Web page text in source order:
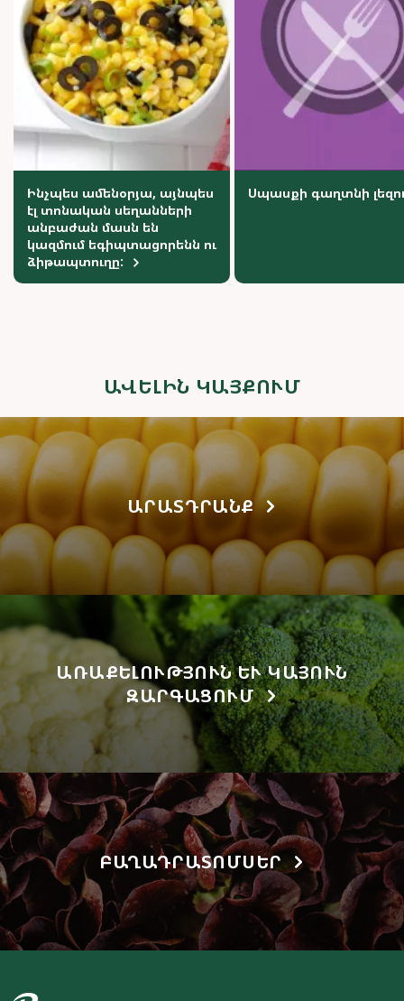
Ինչպես ամենօրյա, այնպես
էլ տոնական սեղանների
անբաժան մասն են
կազմում եգիպտացորենն ու
ձիթապտուղը:
Սպասքի գաղտնի
ԱՎԵԼԻՆ ԿԱՅՔՈՒՄ
ԱՐԱՏԴՐԱՆՔ
ԱՌԱՔԵԼՈՒԹՅՈՒՆ ԵՒ ԿԱՅՈՒՆ Զ
ԱՐԳԱՑՈՒՄ
ԲԱՂԱԴՐԱՏՈՄՍԵՐ